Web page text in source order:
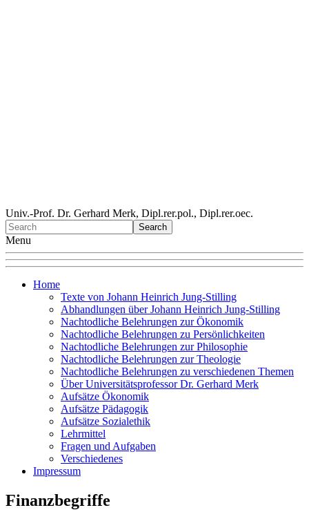
Univ.-Prof. Dr. Gerhard Merk, Dipl.rer.pol., Dipl.rer.oec.
Menu
Home
Texte von Johann Heinrich Jung-Stilling
Abhandlungen über Johann Heinrich Jung-Stilling
Nachtodliche Belehrungen zur Ökonomik
Nachtodliche Belehrungen zu Persönlichkeiten
Nachtodliche Belehrungen zur Philosophie
Nachtodliche Belehrungen zur Theologie
Nachtodliche Belehrungen zu verschiedenen Themen
Über Universitätsprofessor Dr. Gerhard Merk
Aufsätze Ökonomik
Aufsätze Pädagogik
Aufsätze Sozialethik
Lehrmittel
Fragen und Aufgaben
Verschiedenes
Impressum
Finanzbegriffe